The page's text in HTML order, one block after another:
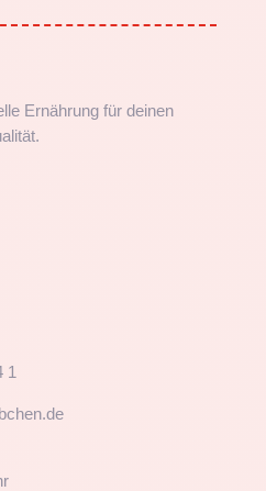
Ernährung für deinen
1